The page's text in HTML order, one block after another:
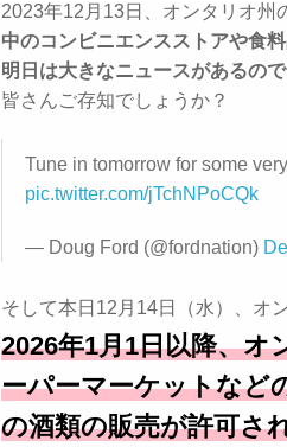
2023年12月13日、オンタリオ州
中のコンビニエンスストアや食
明日は大きなニュースがあるの
皆さんご存知でしょうか？
Tune in tomorrow for some
pic.twitter.com/jTchNPoCQk
— Doug Ford (@fordnation)
そして本日12月14日（水）、オ
2026年1月1日以降、
ーパーマーケットなど
の酒類の販売が許可さ